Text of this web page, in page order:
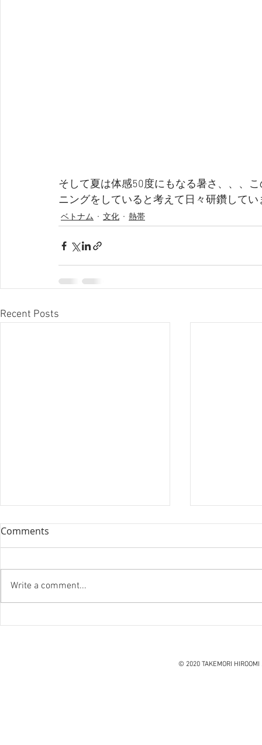
そして夏は体感50度にもなる暑さ、、、
ニングをしていると考えて日々研鑽してい
ベトナム 文化 熱帯
Recent Posts
『笑う住宅
Comments
Write a comment...
© 2020 TAKEMORI